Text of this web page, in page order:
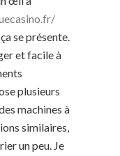
se présente.
et facile à
plusieurs
machines à
similaires,
un peu. Je